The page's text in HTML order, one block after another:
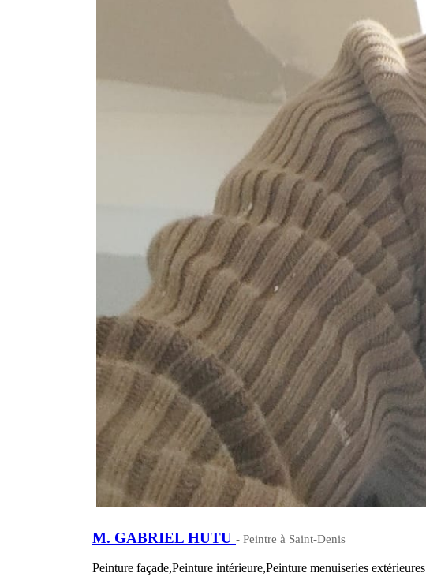
M. GABRIEL HUTU - Peintre à Saint-Denis
Peinture façade,Peinture intérieure,Peinture menuiseries extérieures